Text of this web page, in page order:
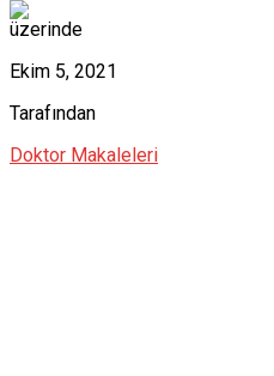
üzerinde
Ekim 5, 2021
Tarafından
Doktor Makaleleri